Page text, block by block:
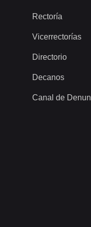
Rectoría
Vicerrectorías
Directorio
Decanos
Canal de